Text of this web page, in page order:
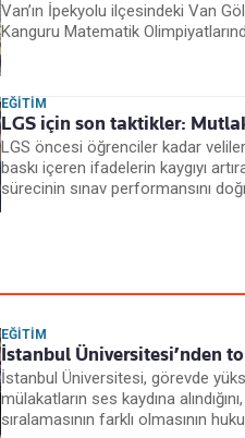
Van’ın İpekyolu ilçesindeki Van
Kanguru Matematik
EĞITIM
LGS için son taktikler:
LGS öncesi öğrenciler kadar veliler
baskı içeren ifadelerin kaygıyı
sürecinin sınav performansını
EĞITIM
İstanbul Üniversitesi’nden
İstanbul Üniversitesi, görevde
mülakatların ses kaydına
sıralamasının farklı olmasının